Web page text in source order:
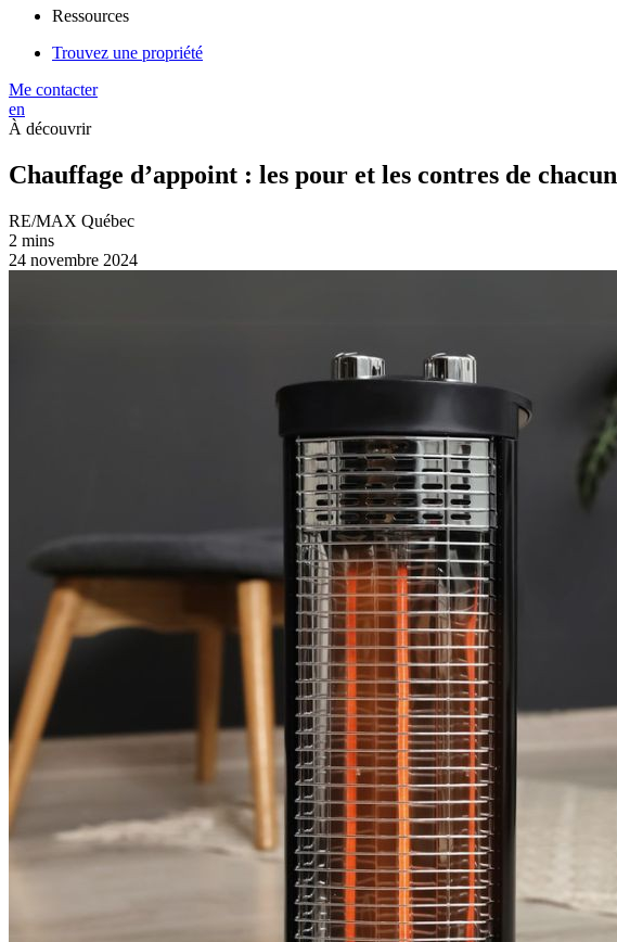
Ressources
Trouvez une propriété
Me contacter
en
À découvrir
Chauffage d’appoint : les pour et les contres de chacun
RE/MAX Québec
2 mins
24 novembre 2024